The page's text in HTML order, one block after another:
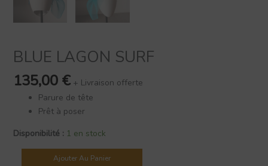
BLUE LAGON SURF
135,00 € + Livraison offerte
Parure de tête
Prêt à poser
Disponibilité : 1 en stock
Ajouter Au Panier